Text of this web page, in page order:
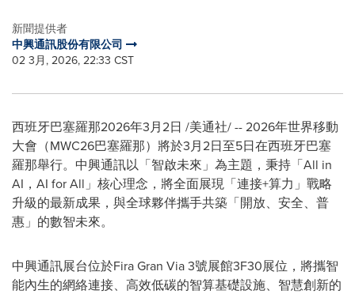
新聞提供者
中興通訊股份有限公司
02 3月, 2026, 22:33 CST
西班牙巴塞羅那2026年3月2日 /美通社/ -- 2026年世界移動
大會（MWC26巴塞羅那）將於3月2日至5日在西班牙巴塞
羅那舉行。中興通訊以「智啟未來」為主題，秉持「All in
AI，AI for All」核心理念，將全面展現「連接+算力」戰略
升級的最新成果，與全球夥伴攜手共築「開放、安全、普
惠」的數智未來。
中興通訊展台位於Fira Gran Via 3號展館3F30展位，將攜智
能內生的網絡連接、高效低碳的智算基礎設施、智慧創新的